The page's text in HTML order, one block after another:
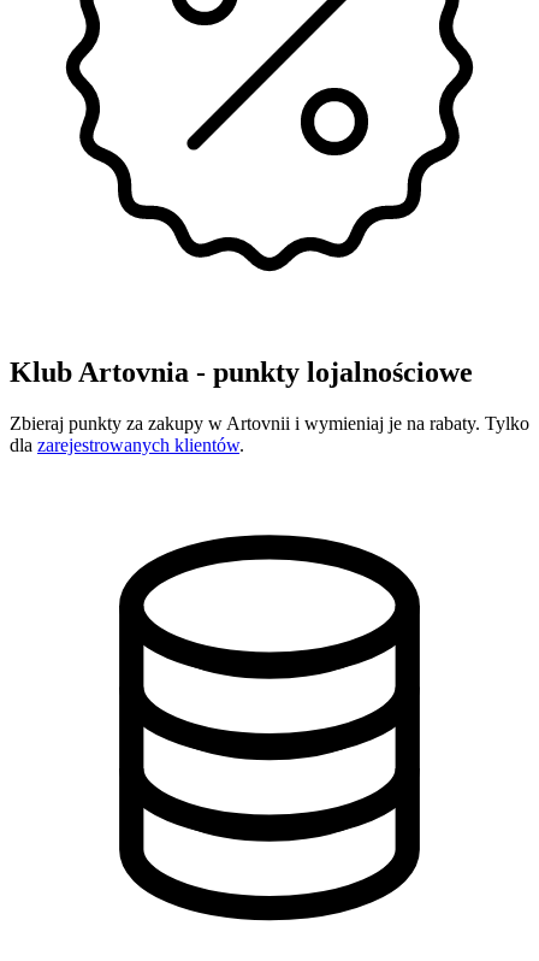
Klub Artovnia - punkty lojalnościowe
Zbieraj punkty za zakupy w Artovnii i wymieniaj je na rabaty. Tylko
dla zarejestrowanych klientów.